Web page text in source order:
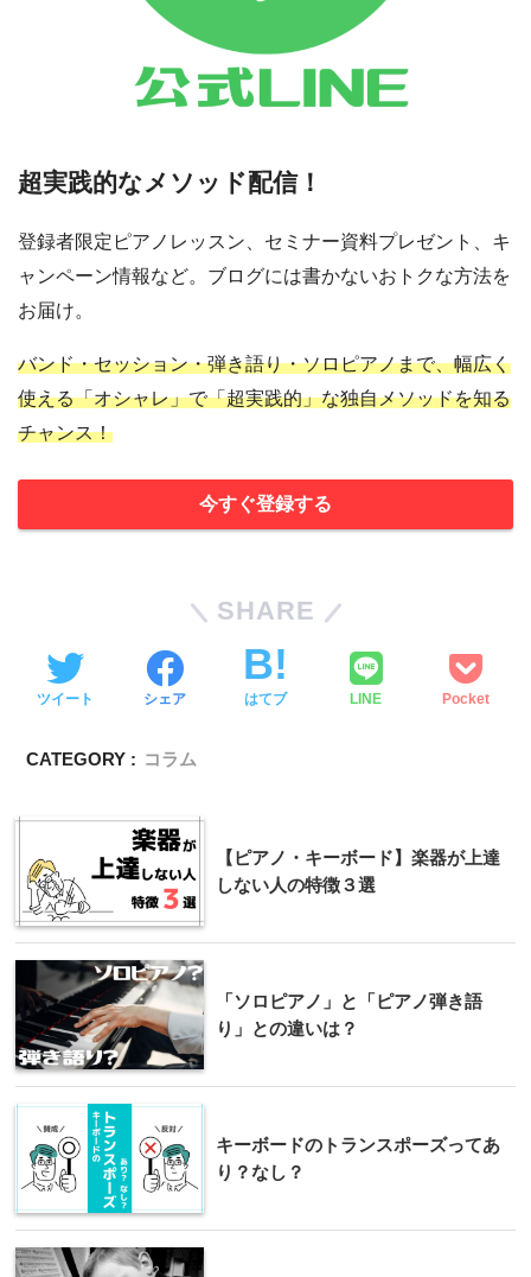
超実践的なメソッド配信！
登録者限定ピアノレッスン、セミナー資料プレゼント、キ
ャンペーン情報など。ブログには書かないおトクな方法を
お届け。
バンド・セッション・弾き語り・ソロピアノまで、幅広く
使える「オシャレ」で「超実践的」な独自メソッドを知る
チャンス！
今すぐ登録する
SHARE
ツイート シェア はてブ LINE Pocket
CATEGORY : コラム
【ピアノ・キーボード】楽器が上達
しない人の特徴３選
「ソロピアノ」と「ピアノ弾き語
り」との違いは？
キーボードのトランスポーズってあ
り？なし？